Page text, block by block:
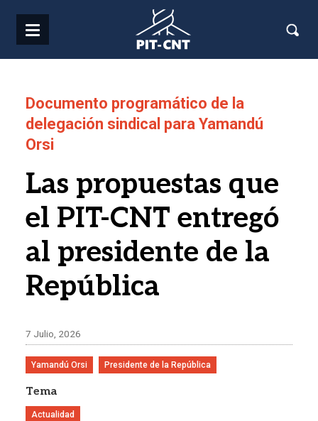
Documento programático de la
delegación sindical para Yamandú
Orsi
Las propuestas que
el PIT-CNT entregó
al presidente de la
República
7 Julio, 2026
Yamandú Orsi Presidente de la República
Tema
Actualidad